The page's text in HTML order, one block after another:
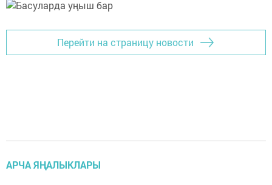
Перейти на страницу новости
АРЧА ЯҢАЛЫКЛАРЫ